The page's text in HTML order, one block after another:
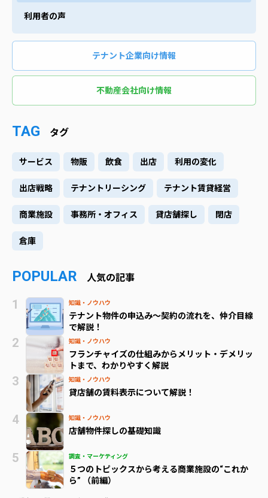
利用者の声
テナント企業向け情報
不動産会社向け情報
TAG タグ
サービス 物販 飲食 出店 利用の変化
出店戦略 テナントリーシング テナント賃貸経営
商業施設 事務所・オフィス 貸店舗探し 閉店
倉庫
POPULAR 人気の記事
知識・ノウハウ
テナント物件の申込み～契約の流れを、仲介目線
で解説！
知識・ノウハウ
フランチャイズの仕組みからメリット・デメリッ
トまで、わかりやすく解説
知識・ノウハウ
貸店舗の賃料表示について解説！
知識・ノウハウ
店舗物件探しの基礎知識
調査・マーケティング
５つのトピックスから考える商業施設の“これか
ら” （前編）